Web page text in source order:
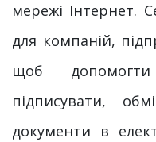
мережі Інтернет.
для компаній,
щоб
підписувати,
документи в